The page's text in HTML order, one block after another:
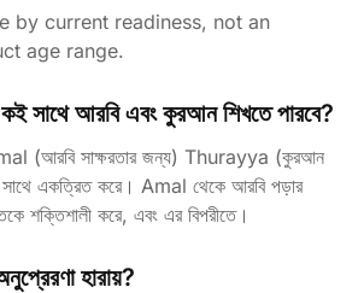
by current readiness, not an
age range.
সাথে আরবি এবং কুরআন শিখতে পারবে?
(আরবি সাক্ষরতার জন্য) Thurayya (কুরআন
একত্রিত করে। Amal থেকে আরবি পড়ার
শক্তিশালী করে, এবং এর বিপরীতে।
হারায়?